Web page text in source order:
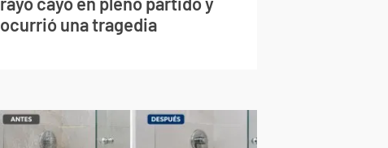
ocurrió una tragedia